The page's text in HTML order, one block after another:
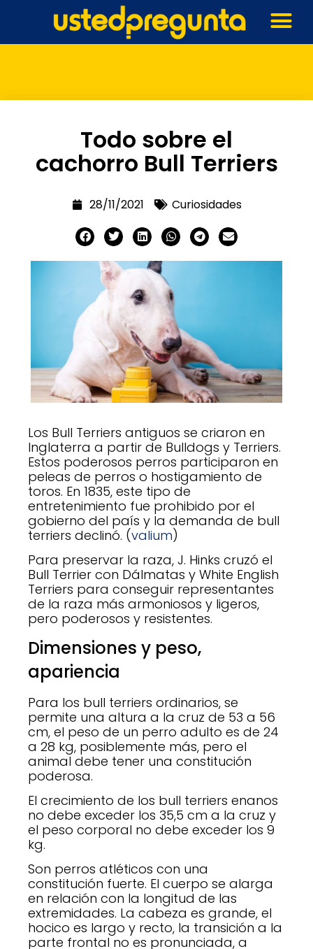
Todo sobre el
cachorro Bull Terriers
28/11/2021 Curiosidades
Los Bull Terriers antiguos se criaron en
Inglaterra a partir de Bulldogs y Terriers.
Estos poderosos perros participaron en
peleas de perros o hostigamiento de
toros. En 1835, este tipo de
entretenimiento fue prohibido por el
gobierno del país y la demanda de bull
terriers declinó. (valium)
Para preservar la raza, J. Hinks cruzó el
Bull Terrier con Dálmatas y White English
Terriers para conseguir representantes
de la raza más armoniosos y ligeros,
pero poderosos y resistentes.
Dimensiones y peso,
apariencia
Para los bull terriers ordinarios, se
permite una altura a la cruz de 53 a 56
cm, el peso de un perro adulto es de 24
a 28 kg, posiblemente más, pero el
animal debe tener una constitución
poderosa.
El crecimiento de los bull terriers enanos
no debe exceder los 35,5 cm a la cruz y
el peso corporal no debe exceder los 9
kg.
Son perros atléticos con una
constitución fuerte. El cuerpo se alarga
en relación con la longitud de las
extremidades. La cabeza es grande, el
hocico es largo y recto, la transición a la
parte frontal no es pronunciada, a